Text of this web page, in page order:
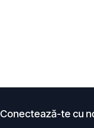
Conectează-te cu